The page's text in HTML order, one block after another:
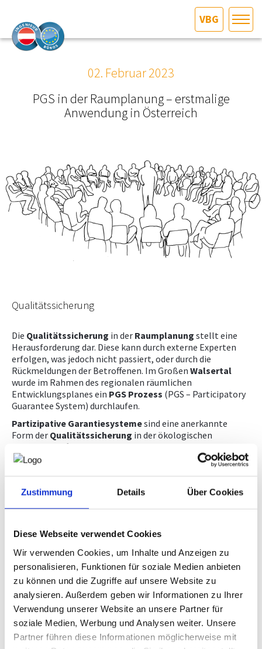
Zustimmung Details Über Cookies
Diese Webseite verwendet Cookies
Wir verwenden Cookies, um Inhalte und Anzeigen zu
personalisieren, Funktionen für soziale Medien anbieten
zu können und die Zugriffe auf unsere Website zu
analysieren. Außerdem geben wir Informationen zu Ihrer
Verwendung unserer Website an unsere Partner für
soziale Medien, Werbung und Analysen weiter. Unsere
Partner führen diese Informationen möglicherweise mit
VBG
DAS INGENIEURBÜRO
MITGLIEDER­VERZEICHNIS
SERVICE
KONTAKT
02. Februar 2023
PGS in der Raumplanung – erstmalige
Anwendung in Österreich
Qualitätssicherung
Die Qualitätssicherung in der Raumplanung stellt eine
Herausforderung dar. Diese kann durch externe Experten
erfolgen, was jedoch nicht passiert, oder durch die
Rückmeldungen der Betroffenen. Im Großen Walsertal
wurde im Rahmen des regionalen räumlichen
Entwicklungsplanes ein PGS Prozess (PGS – Participatory
Guarantee System) durchlaufen.
Partizipative Garantiesystemesind eine anerkannte
Form der Qualitätssicherung in der ökologischen
Landwirtschaft und wurden für die Raumentwicklung im
Rahmen von mehreren EU-Projekten adaptiert und im
Großen Walsertal in Österreich erstmalig angewendet. Die
alleinstehenden auditierenden Instanz vergeben, sondern
durch einGremium
und zertifiziert wird. Dabei nimmt dieses Gremium einen
unmittelbaren Einfluss auf die Qualität und das Ergebnis
derZertifizierung.
Großes Walsertal - Ein zweijähriges Projekt
Die Region Großes Walsertal erstellte in einem
zweijährigen Prozess einen verbindlichenräumlichen
Entwicklungsplan. Mit den Planungen wurde mehrfach